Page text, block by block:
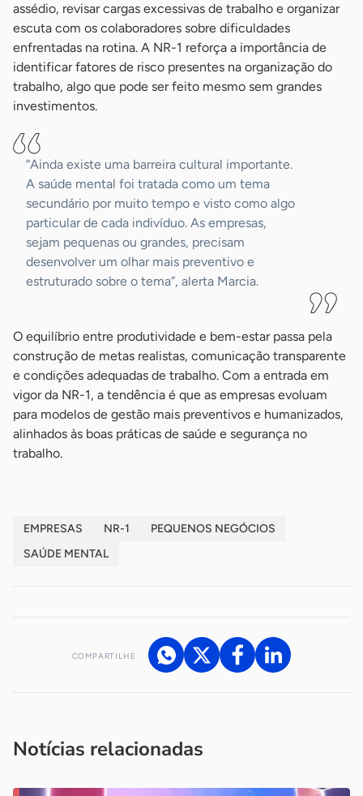
assédio, revisar cargas excessivas de trabalho e organizar
escuta com os colaboradores sobre dificuldades
enfrentadas na rotina. A NR-1 reforça a importância de
identificar fatores de risco presentes na organização do
trabalho, algo que pode ser feito mesmo sem grandes
investimentos.
“Ainda existe uma barreira cultural importante.
A saúde mental foi tratada como um tema
secundário por muito tempo e visto como algo
particular de cada indivíduo. As empresas,
sejam pequenas ou grandes, precisam
desenvolver um olhar mais preventivo e
estruturado sobre o tema”, alerta Marcia.
O equilíbrio entre produtividade e bem-estar passa pela
construção de metas realistas, comunicação transparente
e condições adequadas de trabalho. Com a entrada em
vigor da NR-1, a tendência é que as empresas evoluam
para modelos de gestão mais preventivos e humanizados,
alinhados às boas práticas de saúde e segurança no
trabalho.
EMPRESAS NR-1
PEQUENOS NEGÓCIOS
SAÚDE MENTAL
COMPARTILHE
Notícias relacionadas